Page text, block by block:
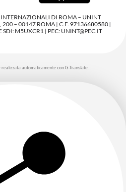
INTERNAZIONALI DI ROMA – UNINT
– 00147 ROMA | C.F. 97136680580 |
M5UXCR1 | PEC: UNINT@PEC.IT
automaticamente con G-Translate.